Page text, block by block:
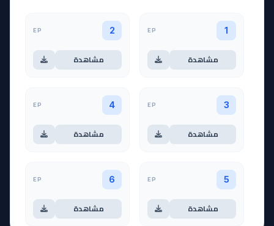
1
EP
مشاهدة
2
EP
مشاهدة
3
EP
مشاهدة
4
EP
مشاهدة
5
EP
مشاهدة
6
EP
مشاهدة